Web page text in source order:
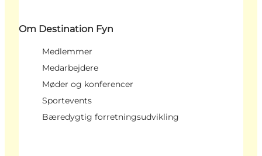
Om Destination Fyn
Medlemmer
Medarbejdere
Møder og konferencer
Sportevents
Bæredygtig forretningsudvikling